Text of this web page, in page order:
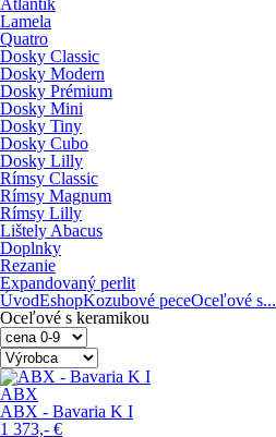
Atlantik
Lamela
Quatro
Dosky Classic
Dosky Modern
Dosky Prémium
Dosky Mini
Dosky Tiny
Dosky Cubo
Dosky Lilly
Rímsy Classic
Rímsy Magnum
Rímsy Lilly
Lištely Abacus
Doplnky
Rezanie
Expandovaný perlit
ÚvodEshopKozubové peceOceľové s...
Oceľové s keramikou
ABX
ABX - Bavaria K I
1 373,- €